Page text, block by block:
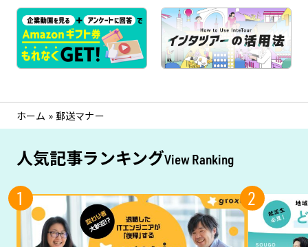
ホーム » 郵送マナー
人気記事ランキングView Ranking
1 2